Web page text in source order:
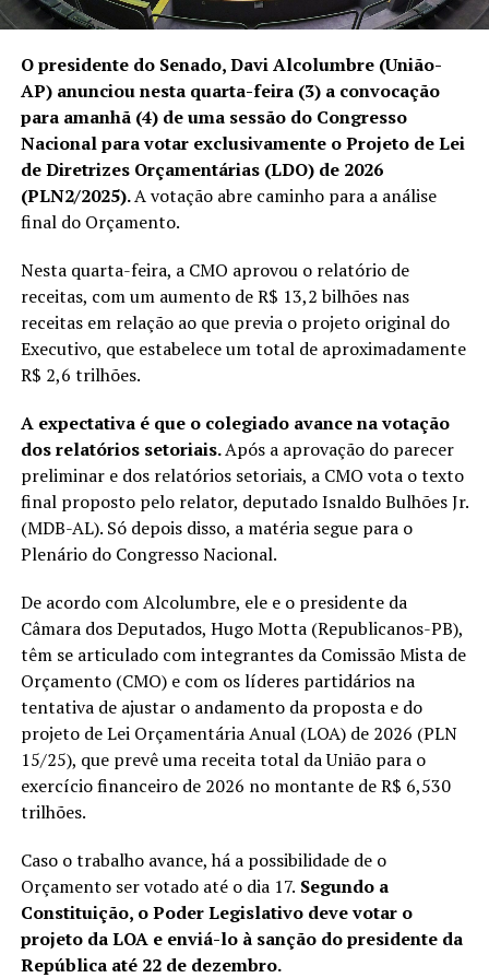
O presidente do Senado, Davi Alcolumbre (União-
AP) anunciou nesta quarta-feira (3) a convocação
para amanhã (4) de uma sessão do Congresso
Nacional para votar exclusivamente o Projeto de Lei
de Diretrizes Orçamentárias (LDO) de 2026
(PLN2/2025).A votação abre caminho para a análise
final do Orçamento.
Nesta quarta-feira, a CMO aprovou o relatório de
receitas, com um aumento de R$ 13,2 bilhões nas
receitas em relação ao que previa o projeto original do
Executivo, que estabelece um total de aproximadamente
R$ 2,6 trilhões.
A expectativa é que o colegiado avance na votação
dos relatórios setoriais.Após a aprovação do parecer
preliminar e dos relatórios setoriais, a CMO vota o texto
final proposto pelo relator, deputado Isnaldo Bulhões Jr.
(MDB-AL). Só depois disso, a matéria segue para o
Plenário do Congresso Nacional.
De acordo com Alcolumbre, ele e o presidente da
Câmara dos Deputados, Hugo Motta (Republicanos-PB),
têm se articulado com integrantes da Comissão Mista de
Orçamento (CMO) e com os líderes partidários na
tentativa de ajustar o andamento da proposta e do
projeto de Lei Orçamentária Anual (LOA) de 2026 (PLN
15/25), que prevê uma receita total da União para o
exercício financeiro de 2026 no montante de R$ 6,530
trilhões.
Caso o trabalho avance, há a possibilidade de o
Orçamento ser votado até o dia 17. Segundo a
Constituição, o Poder Legislativo deve votar o
projeto da LOA e enviá-lo à sanção do presidente da
República até 22 de dezembro.